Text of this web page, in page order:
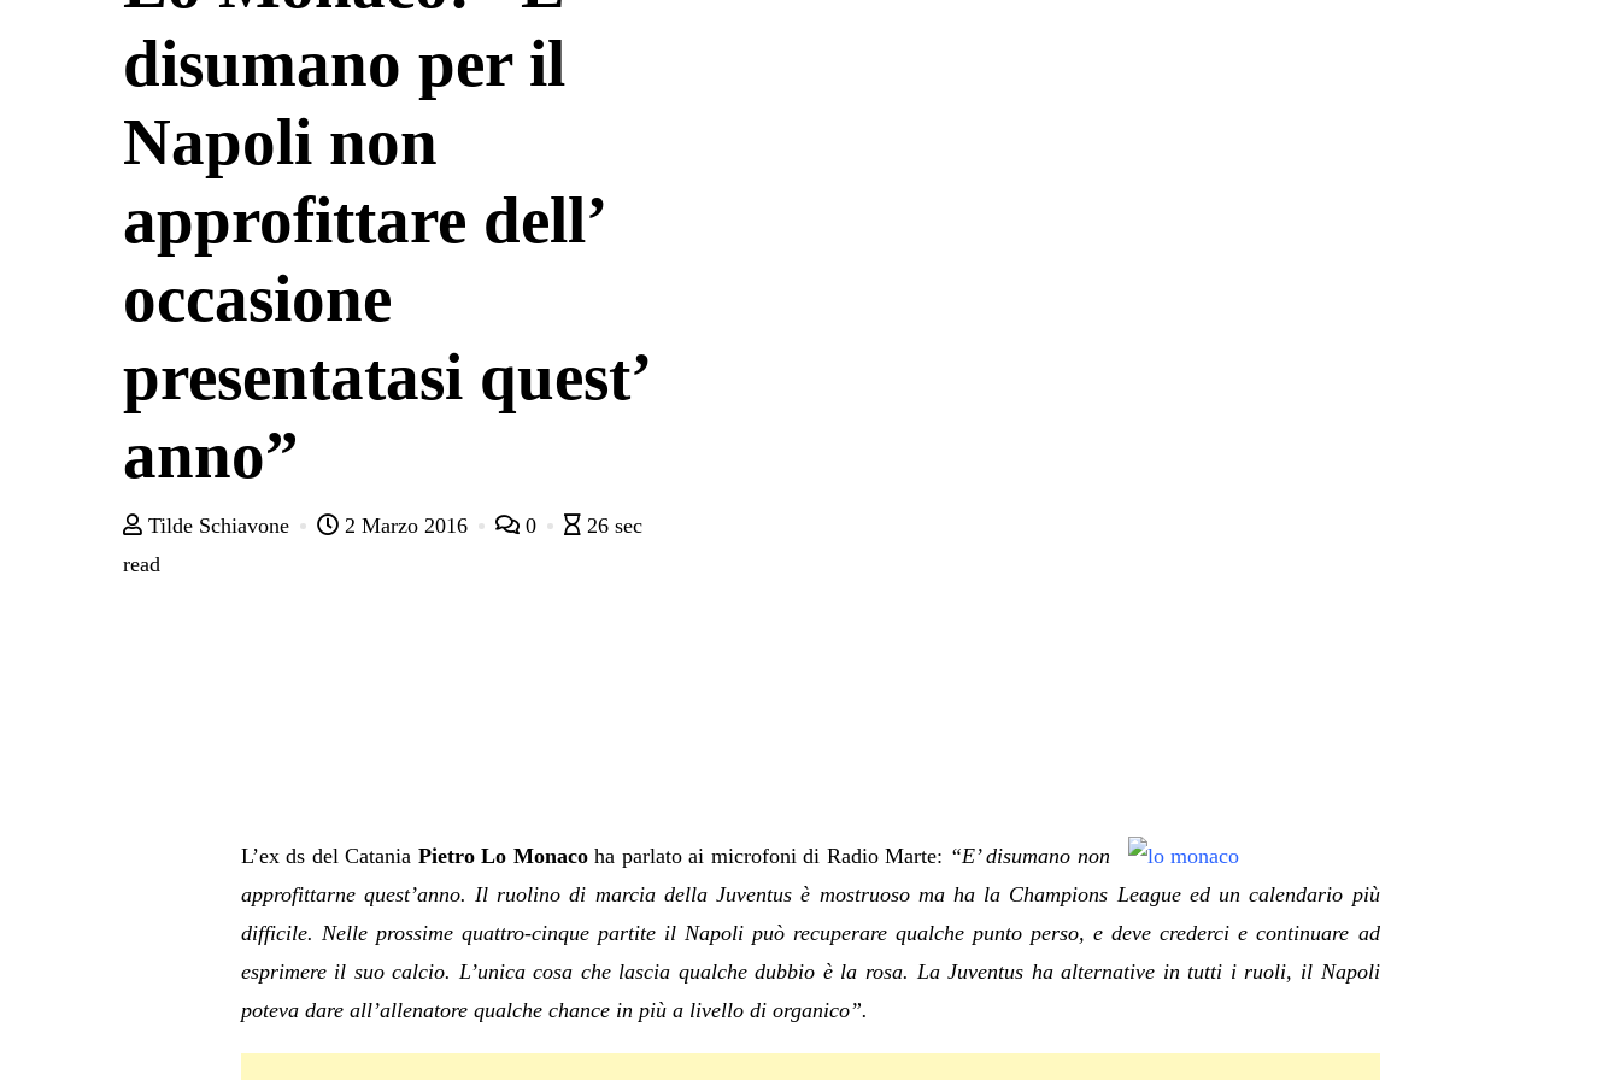
disumano per il
Napoli non
approfittare dell’
occasione
presentatasi quest’
anno”
Tilde Schiavone 2 Marzo 2016 0
26 sec
read
L’ex ds del Catania Pietro Lo Monacoha parlato ai microfoni di Radio Marte: “E’ disumano non
approfittarne quest’anno. Il ruolino di marcia della Juventus è mostruoso ma ha la Champions League ed un calendario più
difficile. Nelle prossime quattro-cinque partite il Napoli può recuperare qualche punto perso, e deve crederci e continuare ad
esprimere il suo calcio. L’unica cosa che lascia qualche dubbio è la rosa. La Juventus ha alternative in tutti i ruoli, il Napoli
poteva dare all’allenatore qualche chance in più a livello di organico”.